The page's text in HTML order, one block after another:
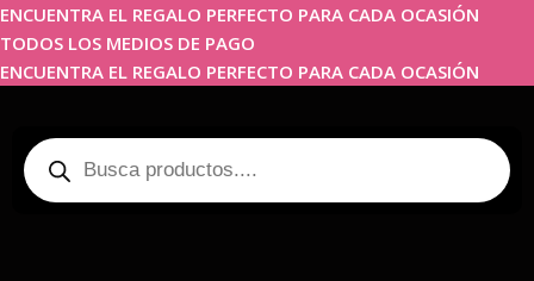
ENCUENTRA EL REGALO PERFECTO PARA CADA OCASIÓN
TODOS LOS MEDIOS DE PAGO
ENCUENTRA EL REGALO PERFECTO PARA CADA OCASIÓN